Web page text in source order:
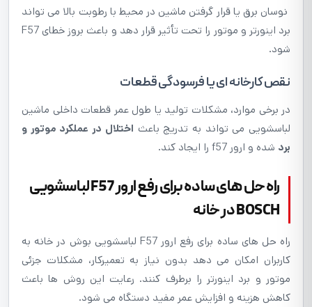
نوسان برق یا قرار گرفتن ماشین در محیط با رطوبت بالا می تواند
برد اینورتر و موتور را تحت تأثیر قرار دهد و باعث بروز خطای F57
شود.
نقص کارخانه ای یا فرسودگی قطعات
در برخی موارد، مشکلات تولید یا طول عمر قطعات داخلی ماشین
لباسشویی می تواند به تدریج باعث اختلال در عملکرد موتور و
برد شده و ارور f57 را ایجاد کند.
راه حل های ساده برای رفع ارور F57 لباسشویی
BOSCH در خانه
راه حل های ساده برای رفع ارور F57 لباسشویی بوش در خانه به
کاربران امکان می دهد بدون نیاز به تعمیرکار، مشکلات جزئی
موتور و برد اینورتر را برطرف کنند. رعایت این روش ها باعث
کاهش هزینه و افزایش عمر مفید دستگاه می شود.